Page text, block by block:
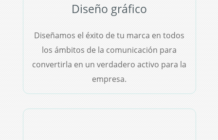
Diseño gráfico
Diseñamos el éxito de tu marca en todos
los ámbitos de la comunicación para
convertirla en un verdadero activo para la
empresa.